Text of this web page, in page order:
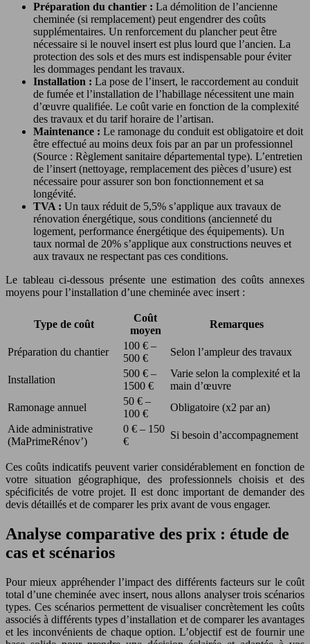
Préparation du chantier : La démolition de l’ancienne
cheminée (si remplacement) peut engendrer des coûts
supplémentaires. Un renforcement du plancher peut être
nécessaire si le nouvel insert est plus lourd que l’ancien. La
protection des sols et des murs est indispensable pour éviter
les dommages pendant les travaux.
Installation : La pose de l’insert, le raccordement au conduit
de fumée et l’installation de l’habillage nécessitent une main
d’œuvre qualifiée. Le coût varie en fonction de la complexité
des travaux et du tarif horaire de l’artisan.
Maintenance : Le ramonage du conduit est obligatoire et doit
être effectué au moins deux fois par an par un professionnel
(Source : Règlement sanitaire départemental type). L’entretien
de l’insert (nettoyage, remplacement des pièces d’usure) est
nécessaire pour assurer son bon fonctionnement et sa
longévité.
TVA : Un taux réduit de 5,5% s’applique aux travaux de
rénovation énergétique, sous conditions (ancienneté du
logement, performance énergétique des équipements). Un
taux normal de 20% s’applique aux constructions neuves et
aux travaux ne respectant pas ces conditions.
Le tableau ci-dessous présente une estimation des coûts annexes
moyens pour l’installation d’une cheminée avec insert :
Type de coût
Coût
moyen
Remarques
Préparation du chantier
100 € –
500 €
Selon l’ampleur des travaux
Installation
500 € –
1500 €
Varie selon la complexité et la
main d’œuvre
Ramonage annuel
50 € –
100 €
Obligatoire (x2 par an)
Aide administrative
(MaPrimeRénov’)
0 € – 150
€
Si besoin d’accompagnement
Ces coûts indicatifs peuvent varier considérablement en fonction de
votre situation géographique, des professionnels choisis et des
spécificités de votre projet. Il est donc important de demander des
devis détaillés et de comparer les prix avant de vous engager.
Analyse comparative des prix : étude de
cas et scénarios
Pour mieux appréhender l’impact des différents facteurs sur le coût
total d’une cheminée avec insert, nous allons analyser trois scénarios
types. Ces scénarios permettent de visualiser concrètement les coûts
associés à différents types d’installation et de comparer les avantages
et les inconvénients de chaque option. L’objectif est de fournir une